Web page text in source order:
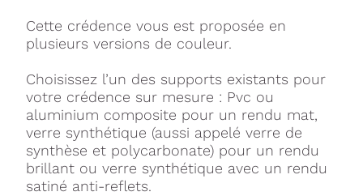
Cette crédence vous est proposée en
plusieurs versions de couleur.
Choisissez l’un des supports existants pour
votre crédence sur mesure : Pvc ou
aluminium composite pour un rendu mat,
verre synthétique (aussi appelé verre de
synthèse et polycarbonate) pour un rendu
brillant ou verre synthétique avec un rendu
satiné anti-reflets.